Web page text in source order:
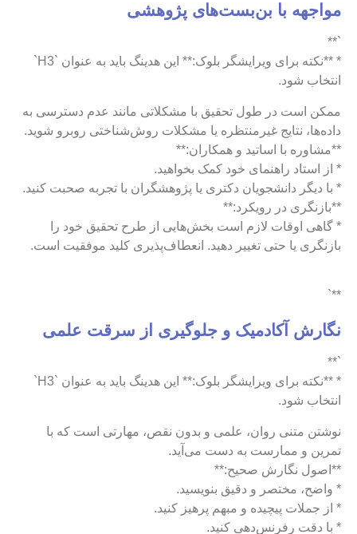
مواجهه با بن‌بست‌های پژوهشی
`**
* **نکته برای ویرایشگر بلوک:** این هدینگ باید به عنوان `H3`
انتخاب شود.
ممکن است در طول تحقیق با مشکلاتی مانند عدم دسترسی به
داده‌ها، نتایج غیرمنتظره یا مشکلات روش‌شناختی روبرو شوید.
**مشاوره با اساتید و همکاران:**
* از استاد راهنمای خود کمک بخواهید.
* با دیگر دانشجویان دکتری یا پژوهشگران با تجربه صحبت کنید.
**بازنگری در رویکرد:**
* گاهی اوقات لازم است بخش‌هایی از طرح تحقیق خود را
بازنگری یا حتی تغییر دهید. انعطاف‌پذیری کلید موفقیت است.
**`
نگارش آکادمیک و جلوگیری از سرقت علمی
`**
* **نکته برای ویرایشگر بلوک:** این هدینگ باید به عنوان `H3`
انتخاب شود.
نوشتن متنی روان، علمی و بدون نقص، مهارتی است که با
تمرین و ممارست به دست می‌آید.
**اصول نگارش صحیح:**
* واضح، مختصر و دقیق بنویسید.
* از جملات پیچیده و مبهم پرهیز کنید.
* با دقت رفرنس‌دهی کنید.